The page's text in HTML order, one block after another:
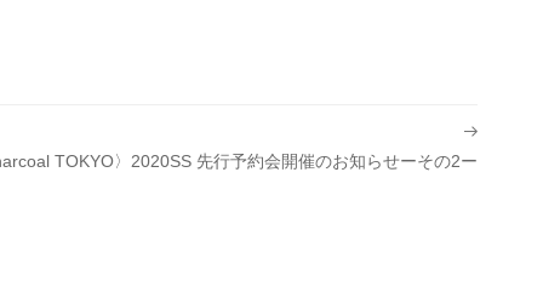
TOKYO〉2020SS 先行予約会開催のお知らせーその2ー